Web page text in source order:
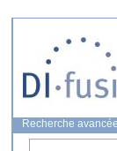
Recherche avancée